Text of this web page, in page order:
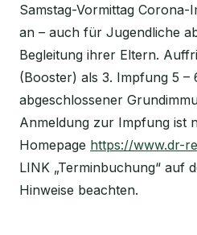
Samstag-Vormittag
an – auch für Jugendliche
Begleitung ihrer Eltern.
(Booster) als 3. Impfung 5 –
abgeschlossener
Anmeldung zur Impfung ist
Homepage https://www.dr-
LINK „Terminbuchung“ auf
Hinweise beachten.